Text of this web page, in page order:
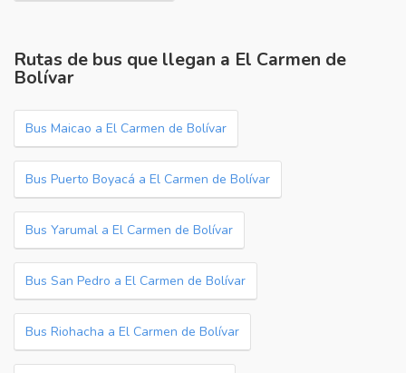
Rutas de bus que llegan a El Carmen de
Bolívar
Bus Maicao a El Carmen de Bolívar
Bus Puerto Boyacá a El Carmen de Bolívar
Bus Yarumal a El Carmen de Bolívar
Bus San Pedro a El Carmen de Bolívar
Bus Riohacha a El Carmen de Bolívar